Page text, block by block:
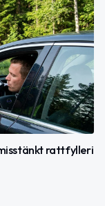
rattfylleri